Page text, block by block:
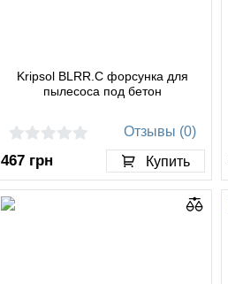
Kripsol BLRR.C форсунка для
пылесоса под бетон
Отзывы (0)
467 грн Купить